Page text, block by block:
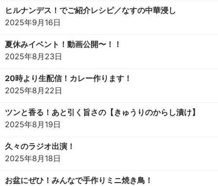
ヒルナンデス！でご紹介レシピ／なすの中華浸し
2025年9月16日
夏休みイベント！動画公開〜！！
2025年8月23日
20時より生配信！カレー作ります！
2025年8月22日
ツンと香る！あと引く旨さの【きゅうりのからし漬け】
2025年8月19日
久々のラジオ出演！
2025年8月18日
お盆にぜひ！みんなで手作りミニ焼き鳥！